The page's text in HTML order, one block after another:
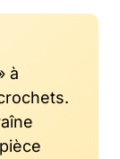
à